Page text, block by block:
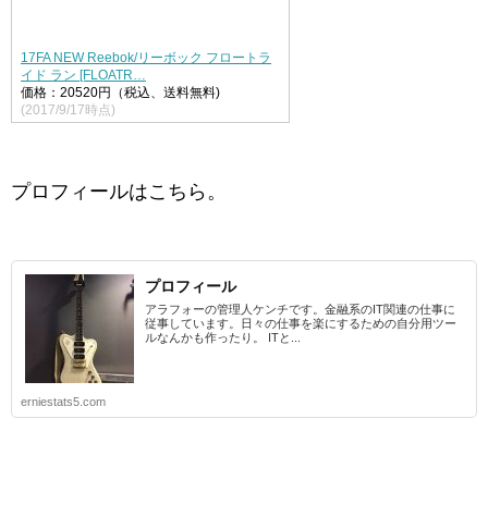
17FA NEW Reebok/リーボック フロートラ
イド ラン [FLOATR…
価格：20520円（税込、送料無料)
(2017/9/17時点)
プロフィールはこちら。
プロフィール
アラフォーの管理人ケンチです。金融系のIT関連の仕事に
従事しています。日々の仕事を楽にするための自分用ツー
ルなんかも作ったり。 ITと...
erniestats5.com